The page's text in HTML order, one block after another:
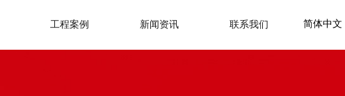
工程案例 新闻资讯 联系我们 简体中文